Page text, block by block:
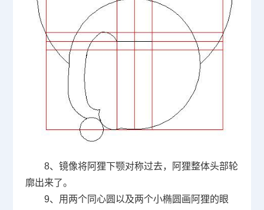
8、镜像将阿狸下颚对称过去，阿狸整体头部轮
廓出来了。
9、用两个同心圆以及两个小椭圆画阿狸的眼